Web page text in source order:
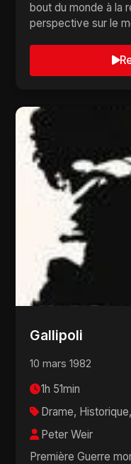
bout du monde à la
perspective sur le
Gallipoli
10 mars 1982
1h 51min
Drame,
Peter Weir
Première Guerre